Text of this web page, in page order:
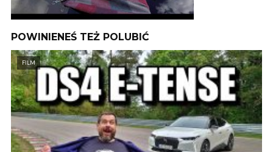
POWINIENEŚ TEŻ POLUBIĆ
FILM